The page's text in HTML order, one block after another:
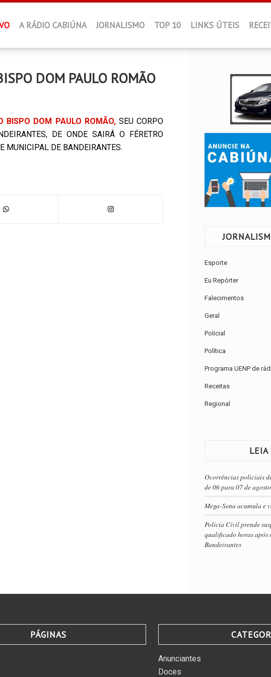
A RÁDIO CABIÚNA JORNALISMO TOP 10 LINKS ÚTEIS
DOM PAULO ROMÃO
BISPO DOM PAULO ROMÃO,SEU CORPO
DE ONDE SAIRÁ O FÉRETRO
MUNICIPAL DE BANDEIRANTES.
Esporte
Eu Repórter
Falecimentos
Geral
Policial
Política
Programa UENP de
Receitas
Regional
LEIA
Ocorrências policiais
de 06 para 07 de
Mega-Sena acumula e
Polícia Civil prende
qualificado horas após
Bandeirantes
PÁGINAS
Anunciantes
Doces